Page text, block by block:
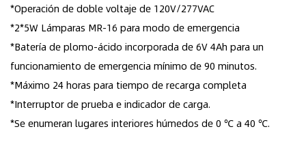
*Operación de doble voltaje de 120V/277VAC
*2*5W Lámparas MR-16 para modo de emergencia
*Batería de plomo-ácido incorporada de 6V 4Ah para un
funcionamiento de emergencia mínimo de 90 minutos.
*Máximo 24 horas para tiempo de recarga completa
*Interruptor de prueba e indicador de carga.
*Se enumeran lugares interiores húmedos de 0 ℃ a 40 ℃.